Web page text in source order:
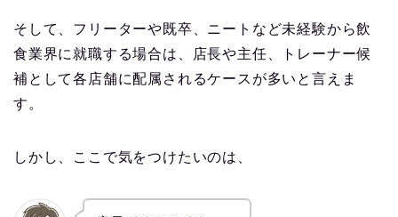
そして、フリーターや既卒、ニートなど未経験から飲
食業界に就職する場合は、店長や主任、トレーナー候
補として各店舗に配属されるケースが多いと言えま
す。
しかし、ここで気をつけたいのは、